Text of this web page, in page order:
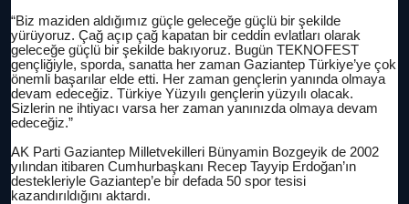
“Biz maziden aldığımız güçle geleceğe güçlü bir şekilde
yürüyoruz. Çağ açıp çağ kapatan bir ceddin evlatları olarak
geleceğe güçlü bir şekilde bakıyoruz. Bugün TEKNOFEST
gençliğiyle, sporda, sanatta her zaman Gaziantep Türkiye’ye çok
önemli başarılar elde etti. Her zaman gençlerin yanında olmaya
devam edeceğiz. Türkiye Yüzyılı gençlerin yüzyılı olacak.
Sizlerin ne ihtiyacı varsa her zaman yanınızda olmaya devam
edeceğiz.”
AK Parti Gaziantep Milletvekilleri Bünyamin Bozgeyik de 2002
yılından itibaren Cumhurbaşkanı Recep Tayyip Erdoğan’ın
destekleriyle Gaziantep’e bir defada 50 spor tesisi
kazandırıldığını aktardı.